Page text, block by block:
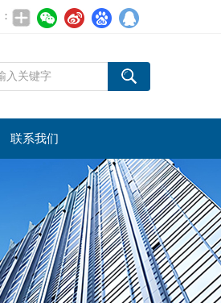
联系我们